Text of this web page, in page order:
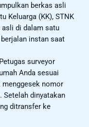
berkas asli
Keluarga (KK), STNK
asli di dalam satu
instan saat
surveyor
Anda sesuai
nomor
Setelah dinyatakan
ditransfer ke